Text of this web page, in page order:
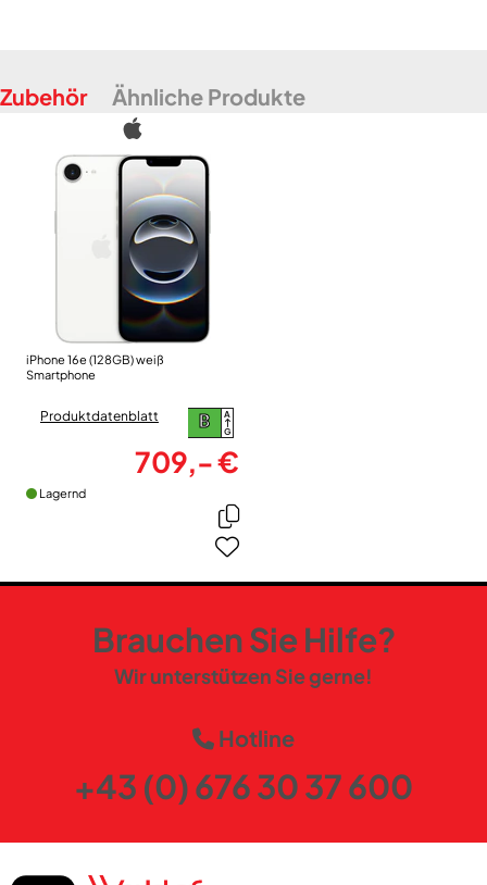
Zubehör Ähnliche Produkte
iPhone 16e (128GB) weiß
Smartphone
Produktdatenblatt
A
G
B
709,- €
Lagernd
Brauchen Sie Hilfe?
Wir unterstützen Sie gerne!
Hotline
+43 (0) 676 30 37 600